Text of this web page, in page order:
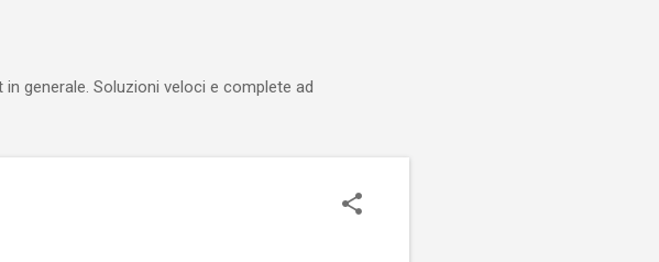
generale. Soluzioni veloci e complete ad